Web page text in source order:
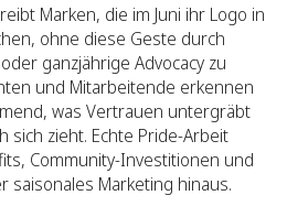
Marken, die im Juni ihr Logo in
ohne diese Geste durch
ganzjährige Advocacy zu
und Mitarbeitende erkennen
was Vertrauen untergräbt
sich zieht. Echte Pride-Arbeit
Community-Investitionen und
saisonales Marketing hinaus.